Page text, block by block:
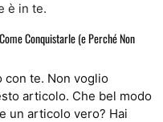
è in te.
Conquistarle (e Perché Non
con te. Non voglio
articolo. Che bel modo
un articolo vero? Hai